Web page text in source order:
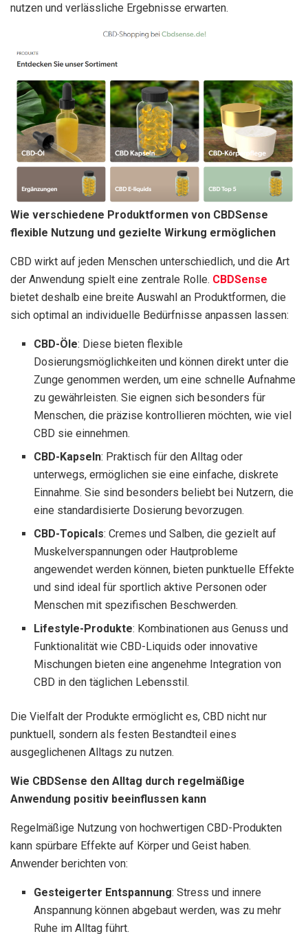
nutzen und verlässliche Ergebnisse erwarten.
Wie verschiedene Produktformen von CBDSense
flexible Nutzung und gezielte Wirkung ermöglichen
CBD wirkt auf jeden Menschen unterschiedlich, und die Art
der Anwendung spielt eine zentrale Rolle. CBDSense
bietet deshalb eine breite Auswahl an Produktformen, die
sich optimal an individuelle Bedürfnisse anpassen lassen:
CBD-Öle: Diese bieten flexible
Dosierungsmöglichkeiten und können direkt unter die
Zunge genommen werden, um eine schnelle Aufnahme
zu gewährleisten. Sie eignen sich besonders für
Menschen, die präzise kontrollieren möchten, wie viel
CBD sie einnehmen.
CBD-Kapseln: Praktisch für den Alltag oder
unterwegs, ermöglichen sie eine einfache, diskrete
Einnahme. Sie sind besonders beliebt bei Nutzern, die
eine standardisierte Dosierung bevorzugen.
CBD-Topicals: Cremes und Salben, die gezielt auf
Muskelverspannungen oder Hautprobleme
angewendet werden können, bieten punktuelle Effekte
und sind ideal für sportlich aktive Personen oder
Menschen mit spezifischen Beschwerden.
Lifestyle-Produkte: Kombinationen aus Genuss und
Funktionalität wie CBD-Liquids oder innovative
Mischungen bieten eine angenehme Integration von
CBD in den täglichen Lebensstil.
Die Vielfalt der Produkte ermöglicht es, CBD nicht nur
punktuell, sondern als festen Bestandteil eines
ausgeglichenen Alltags zu nutzen.
Wie CBDSense den Alltag durch regelmäßige
Anwendung positiv beeinflussen kann
Regelmäßige Nutzung von hochwertigen CBD-Produkten
kann spürbare Effekte auf Körper und Geist haben.
Anwender berichten von:
Gesteigerter Entspannung: Stress und innere
Anspannung können abgebaut werden, was zu mehr
Ruhe im Alltag führt.